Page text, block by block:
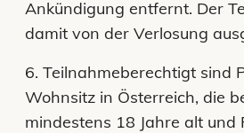
Ankündigung entfernt. Der
damit von der Verlosung
6. Teilnahmeberechtigt sind
Wohnsitz in Österreich, die
mindestens 18 Jahre alt und